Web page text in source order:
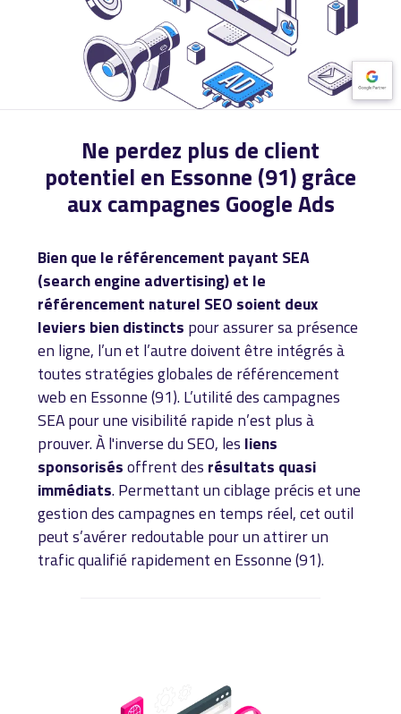
Ne perdez plus de client
potentiel en Essonne (91) grâce
aux campagnes Google Ads
Bien que le référencement payant SEA
(search engine advertising) et le
référencement naturel SEO soient deux
leviers bien distincts pour assurer sa présence
en ligne, l’un et l’autre doivent être intégrés à
toutes stratégies globales de référencement
web en Essonne (91). L’utilité des campagnes
SEA pour une visibilité rapide n’est plus à
prouver. À l'inverse du SEO, les liens
sponsorisésoffrent des résultats quasi
immédiats. Permettant un ciblage précis et une
gestion des campagnes en temps réel, cet outil
peut s’avérer redoutable pour un attirer un
trafic qualifié rapidement en Essonne (91).